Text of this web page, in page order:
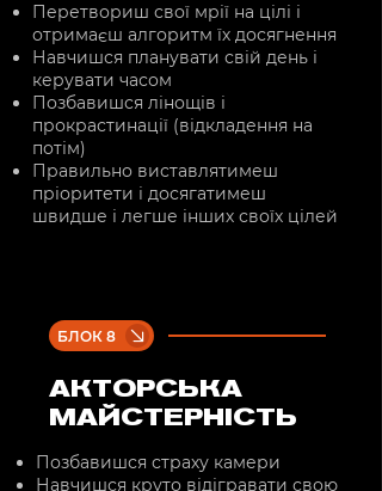
Перетвориш свої мрії на цілі і
отримаєш алгоритм їх досягнення
Навчишся планувати свій день і
керувати часом
Позбавишся лінощів і
прокрастинації (відкладення на
потім)
Правильно виставлятимеш
пріоритети і досягатимеш
швидше і легше інших своїх цілей
БЛОК 8
АКТОРСЬКА
МАЙСТЕРНІСТЬ
Позбавишся страху камери
Навчишся круто відігравати свою